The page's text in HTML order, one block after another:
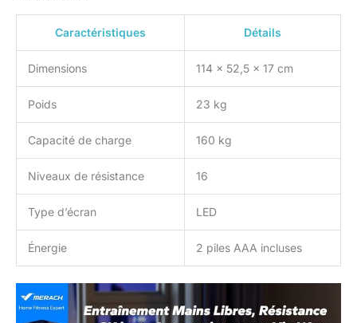
Caractéristiques Détails
Dimensions 114 x 52,5 x 17 cm
Poids 23 kg
Capacité de charge 160 kg
Niveaux de résistance 16
Type d’écran LED
Énergie 2 piles AAA incluses